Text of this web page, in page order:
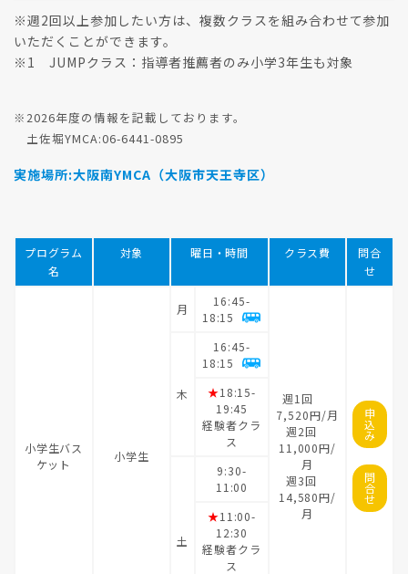
※週2回以上参加したい方は、複数クラスを組み合わせて参加
いただくことができます。
※1 JUMPクラス：指導者推薦者のみ小学3年生も対象
※2026年度の情報を記載しております。
土佐堀YMCA:06-6441-0895
実施場所:大阪南YMCA（大阪市天王寺区）
プログラム
名
対象 曜日・時間 クラス費
問合
せ
小学生バス
ケット
小学生
月
16:45-
18:15
週1回
7,520円/月
週2回
11,000円/
月
週3回
14,580円/
月
申
込
み
問
合
せ
木
16:45-
18:15
★18:15-
19:45
経験者クラ
ス
土
9:30-
11:00
★11:00-
12:30
経験者クラ
ス